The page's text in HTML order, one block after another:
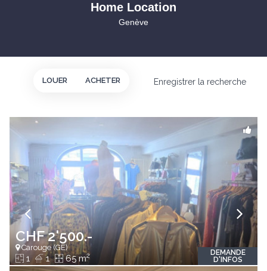
Home Location
Genève
Enregistrer la recherche
LOUER ACHETER
CHF 2'500.-
Carouge (GE)
1 1 65 m2
DEMANDE
D'INFOS